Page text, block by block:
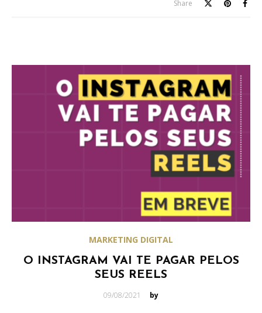
Share
MARKETING DIGITAL
O INSTAGRAM VAI TE PAGAR PELOS
SEUS REELS
Posted
09/08/2021 by